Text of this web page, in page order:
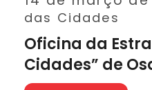
das Cidades
Oficina da
Cidades” de